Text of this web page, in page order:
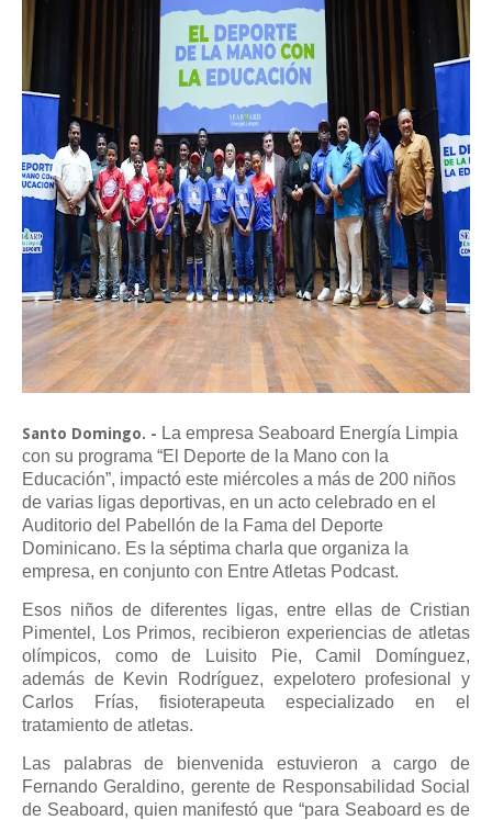
Santo Domingo. - La empresa Seaboard Energía Limpia
con su programa “El Deporte de la Mano con la
Educación”, impactó este miércoles a más de 200 niños
de varias ligas deportivas, en un acto celebrado en el
Auditorio del Pabellón de la Fama del Deporte
Dominicano. Es la séptima charla que organiza la
empresa, en conjunto con Entre Atletas Podcast.
Esos niños de diferentes ligas, entre ellas de Cristian
Pimentel, Los Primos, recibieron experiencias de atletas
olímpicos, como de Luisito Pie, Camil Domínguez,
además de Kevin Rodríguez, expelotero profesional y
Carlos Frías, fisioterapeuta especializado en el
tratamiento de atletas.
Las palabras de bienvenida estuvieron a cargo de
Fernando Geraldino, gerente de Responsabilidad Social
de Seaboard, quien manifestó que “para Seaboard es de